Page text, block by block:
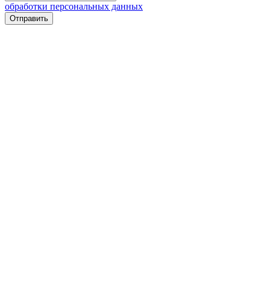
обработки персональных данных